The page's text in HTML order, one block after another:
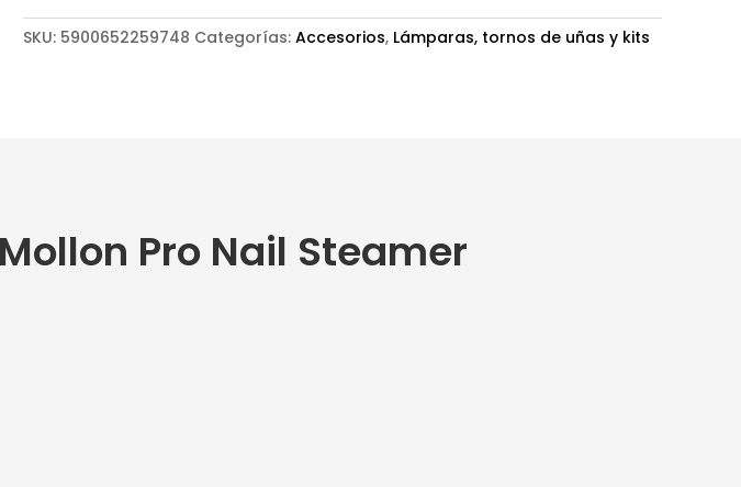
cantidad
SKU: 5900652259748 Categorías: Accesorios, Lámparas, tornos de uñas y kits
Pro Nail Steamer